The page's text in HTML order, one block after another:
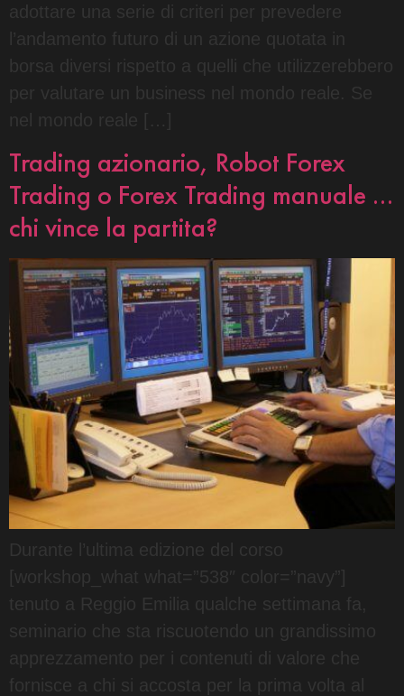
adottare una serie di criteri per prevedere
l’andamento futuro di un azione quotata in
borsa diversi rispetto a quelli che utilizzerebbero
per valutare un business nel mondo reale. Se
Trading azionario, Robot Forex
Trading o Forex Trading manuale …
chi vince la partita?
Durante l’ultima edizione del corso
[workshop_what what=”538″ color=”navy”]
tenuto a Reggio Emilia qualche settimana fa,
seminario che sta riscuotendo un grandissimo
apprezzamento per i contenuti di valore che
fornisce a chi si accosta per la prima volta al